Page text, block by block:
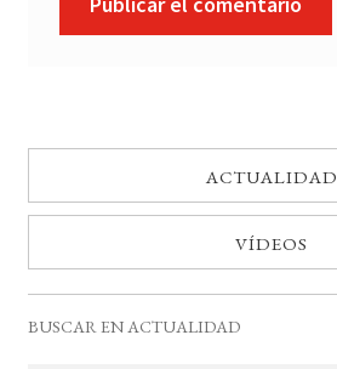
ACTUALIDAD
VÍDEOS
BUSCAR EN ACTUALIDAD